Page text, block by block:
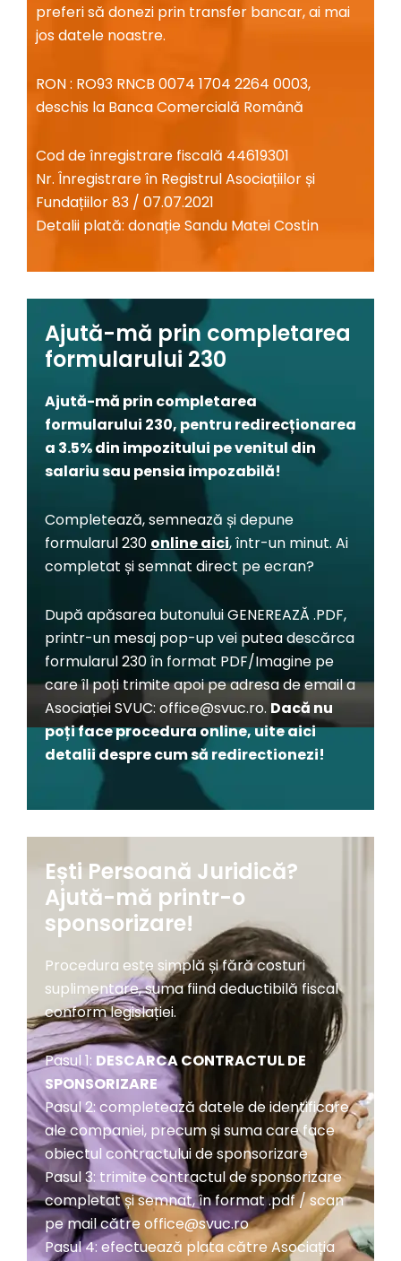
preferisă donezi prin transfer bancar,ai mai
jos datele noastre.
RON : RO93 RNCB 0074 1704 2264 0003,
deschis la Banca Comercială Română
Cod de înregistrare fiscală 44619301
Nr. Înregistrare în Registrul Asociațiilor și
Fundațiilor 83 / 07.07.2021
Detalii plată: donațieSandu Matei Costin
Ajută-mă prin completarea
formularului 230
Ajută-mă prin completarea
formularului 230, pentru redirecționarea
a 3.5%din impozitului pe venitul din
salariusau pensia impozabilă!
Completează, semnează și depune
formularul 230 online aici, într-un minut. Ai
completat și semnat direct pe ecran?
După apăsarea butonului GENEREAZĂ .PDF,
printr-un mesaj pop-up vei putea descărca
formularul 230 în format PDF/Imagine pe
care îl poți trimite apoi pe adresa de email a
Asociației SVUC: office@svuc.ro. Dacă nu
poțifaceproceduraonline, uite aici
detalii despre cumsă redirectionezi!
Ești Persoană Juridică?
Ajută-mă printr-o
sponsorizare!
Procedura este simplă și fără costuri
suplimentare, suma fiind deductibilă fiscal
conform legislației.
Pasul 1: DESCARCA CONTRACTUL DE
SPONSORIZARE
Pasul 2: completează datele de identificare
ale companiei, precum și suma care face
obiectul contractului de sponsorizare
Pasul 3: trimite contractul de sponsorizare
completat și semnat, în format .pdf / scan
pe mail cătreoffice@svuc.ro
Pasul 4: efectuează plata către Asociația